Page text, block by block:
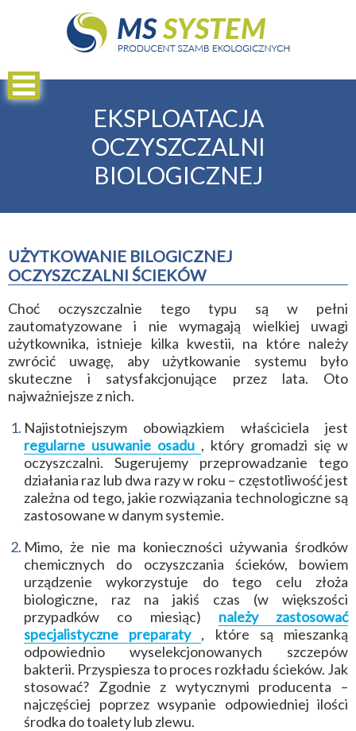
EKSPLOATACJA
OCZYSZCZALNI
BIOLOGICZNEJ
UŻYTKOWANIE BILOGICZNEJ
OCZYSZCZALNI ŚCIEKÓW
Choć oczyszczalnie tego typu są w pełni
zautomatyzowane i nie wymagają wielkiej uwagi
użytkownika, istnieje kilka kwestii, na które należy
zwrócić uwagę, aby użytkowanie systemu było
skuteczne i satysfakcjonujące przez lata. Oto
najważniejsze z nich.
Najistotniejszym obowiązkiem właściciela jest
regularne usuwanie osadu , który gromadzi się w
oczyszczalni. Sugerujemy przeprowadzanie tego
działania raz lub dwa razy w roku – częstotliwość jest
zależna od tego, jakie rozwiązania technologiczne są
zastosowane w danym systemie.
Mimo, że nie ma konieczności używania środków
chemicznych do oczyszczania ścieków, bowiem
urządzenie wykorzystuje do tego celu złoża
biologiczne, raz na jakiś czas (w większości
przypadków co miesiąc) należy zastosować
specjalistyczne preparaty
, które są mieszanką
odpowiednio wyselekcjonowanych szczepów
bakterii. Przyspiesza to proces rozkładu ścieków. Jak
stosować? Zgodnie z wytycznymi producenta –
najczęściej poprzez wsypanie odpowiedniej ilości
środka do toalety lub zlewu.